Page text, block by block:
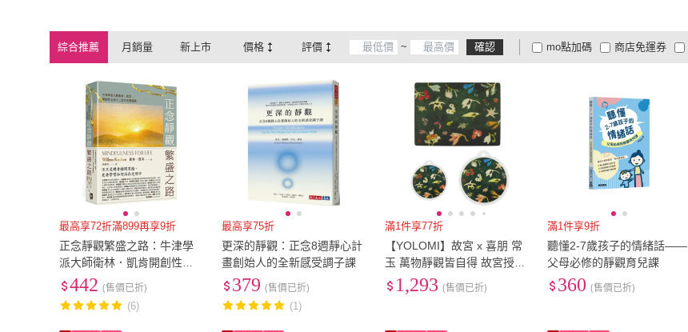
綜合推薦 月銷量 新上市 價格 評價 ~ 確認 mo點加碼
大家電安心配
大家電快配
商店免運券
及以上 3
最高享72折滿899再享9折
正念靜觀繁盛之路：牛津學
派大師衛林．凱肯開創性全
球十二堂日常實踐課
442 (售價已折)
(6)
最高享75折
更深的靜觀：正念8週靜心計
畫創始人的全新感受調子課
379 (售價已折)
(1)
滿1件享77折
【YOLOMI】故宮 x 喜朋 常
玉 萬物靜觀皆自得 故宮授權
(餐墊+隔熱墊+杯墊各1)
1,293 (售價已折)
滿1件享9折
聽懂2-7歲孩子的情緒話――
父母必修的靜觀育兒課
360 (售價已折)